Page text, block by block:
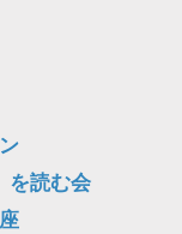
を読む会